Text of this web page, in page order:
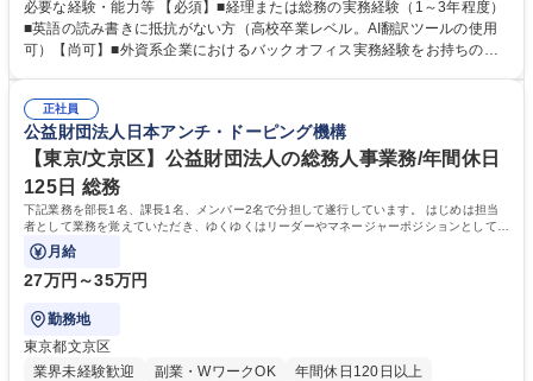
バックオフィス業務からスタートし組織を支える専任担当として広く活躍
できる環境です。 ■日常経理、月次および年次決算サポート業務 ■本国
（グローバル）との英文メール対応（AI翻訳ツール等を使用しての対応で
業務をお任せします。残業も基本的には発生せず、ご自身のペースで業務
を進めやすく定着率の高い環境です。 募集職種 東京【経理・総務】週1日
出社程度のリモート中心/残業基本無/独立系ファーム
必要な経験・能力等 【必須】■経理または総務の実務経験（1～3年程度）
■英語の読み書きに抵抗がない方（高校卒業レベル。AI翻訳ツールの使用
可）【尚可】■外資系企業におけるバックオフィス実務経験をお持ちの方
【働き方について】現在は週4日程度の在宅勤務を実施しており、ワーク
ライフバランスを重視する方に最適な環境です（フルリモートも面接で相
談可）。【求める人物像】幅広いバックオフィス業務に柔軟に対応でき、
社内外と円滑にコミュニケーションを取りながら業務を推進できる方 学
歴・資格 学歴：大学院 大学 高専 短大 専修学校 高校 語学力： 資格：
正社員
公益財団法人日本アンチ・ドーピング機構
【東京/文京区】公益財団法人の総務人事業務/年間休日
125日 総務
下記業務を部長1名、課長1名、メンバー2名で分担して遂行しています。 はじめは担当
者として業務を覚えていただき、ゆくゆくはリーダーやマネージャーポジションとして活
躍いただくことを期待しています。
月給
27万円～35万円
勤務地
東京都文京区
業界未経験歓迎
副業・WワークOK
年間休日120日以上